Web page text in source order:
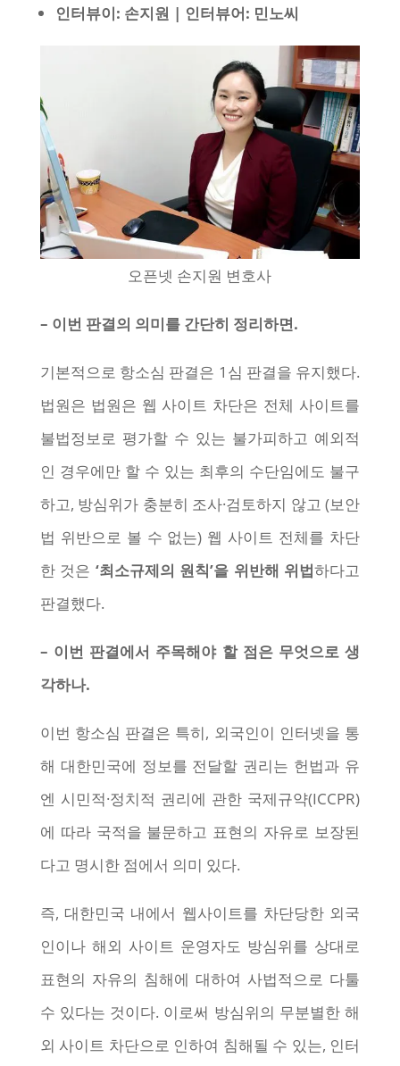
인터뷰이: 손지원 | 인터뷰어: 민노씨
오픈넷 손지원 변호사
– 이번 판결의 의미를 간단히 정리하면.
기본적으로 항소심 판결은 1심 판결을 유지했다.
법원은 법원은 웹 사이트 차단은 전체 사이트를
불법정보로 평가할 수 있는 불가피하고 예외적
인 경우에만 할 수 있는 최후의 수단임에도 불구
하고, 방심위가 충분히 조사·검토하지 않고 (보안
법 위반으로 볼 수 없는) 웹 사이트 전체를 차단
한 것은 ‘최소규제의 원칙’을 위반해 위법하다고
판결했다.
– 이번 판결에서 주목해야 할 점은 무엇으로 생
각하나.
이번 항소심 판결은 특히, 외국인이 인터넷을 통
해 대한민국에 정보를 전달할 권리는 헌법과 유
엔 시민적·정치적 권리에 관한 국제규약(ICCPR)
에 따라 국적을 불문하고 표현의 자유로 보장된
다고 명시한 점에서 의미 있다.
즉, 대한민국 내에서 웹사이트를 차단당한 외국
인이나 해외 사이트 운영자도 방심위를 상대로
표현의 자유의 침해에 대하여 사법적으로 다툴
수 있다는 것이다. 이로써 방심위의 무분별한 해
외 사이트 차단으로 인하여 침해될 수 있는, 인터